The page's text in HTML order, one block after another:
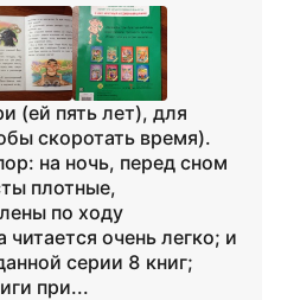
(ей пять лет), для
скоротать время).
на ночь, перед сном
плотные,
по ходу
читается очень легко; и
серии 8 книг;
при...